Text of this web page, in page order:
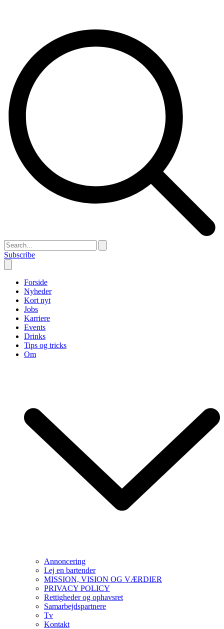
Subscribe
Forside
Nyheder
Kort nyt
Jobs
Karriere
Events
Drinks
Tips og tricks
Om
Annoncering
Lej en bartender
MISSION, VISION OG VÆRDIER
PRIVACY POLICY
Rettigheder og ophavsret
Samarbejdspartnere
Tv
Kontakt